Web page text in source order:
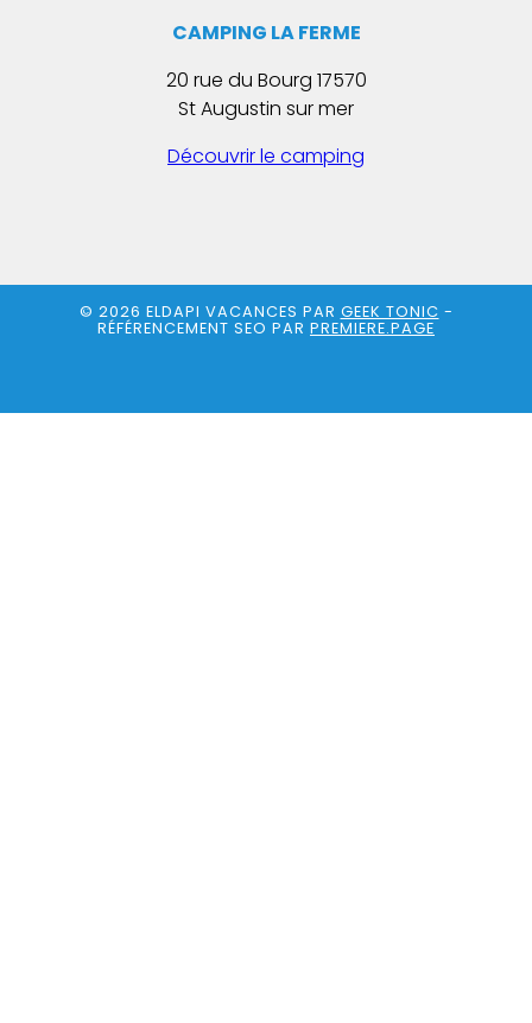
CAMPING LA FERME
20 rue du Bourg 17570
St Augustin sur mer
Découvrir le camping
© 2026 ELDAPI VACANCES PAR GEEK TONIC -
RÉFÉRENCEMENT SEO PAR PREMIERE.PAGE